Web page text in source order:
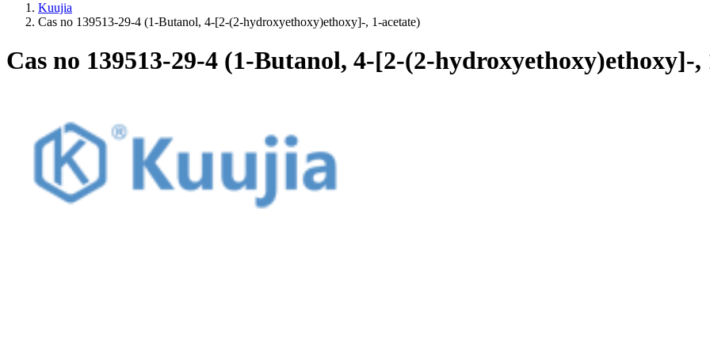
Kuujia
Cas no 139513-29-4 (1-Butanol, 4-[2-(2-hydroxyethoxy)ethoxy]-, 1-acetate)
Cas no 139513-29-4 (1-Butanol, 4-[2-(2-hydroxyethoxy)ethoxy]-,